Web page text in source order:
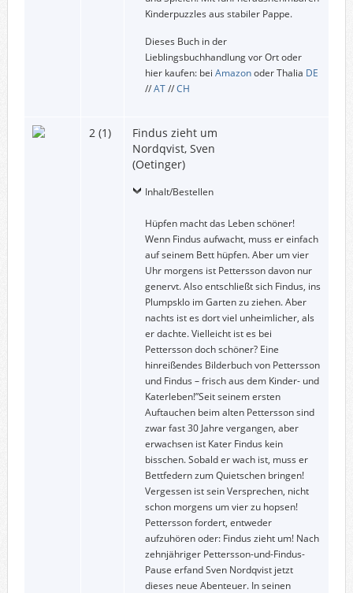
Kinderpuzzles aus stabiler Pappe.
Dieses Buch in der
Lieblingsbuchhandlung vor Ort oder
hier kaufen: bei Amazonoder Thalia DE
//AT//CH
2 (1)
Findus zieht um
Nordqvist, Sven
(Oetinger)
Inhalt/Bestellen
Hüpfen macht das Leben schöner!
Wenn Findus aufwacht, muss er einfach
auf seinem Bett hüpfen. Aber um vier
Uhr morgens ist Pettersson davon nur
genervt. Also entschließt sich Findus, ins
Plumpsklo im Garten zu ziehen. Aber
nachts ist es dort viel unheimlicher, als
er dachte. Vielleicht ist es bei
Pettersson doch schöner? Eine
hinreißendes Bilderbuch von Pettersson
und Findus – frisch aus dem Kinder- und
Katerleben!”Seit seinem ersten
Auftauchen beim alten Pettersson sind
zwar fast 30 Jahre vergangen, aber
erwachsen ist Kater Findus kein
bisschen. Sobald er wach ist, muss er
Bettfedern zum Quietschen bringen!
Vergessen ist sein Versprechen, nicht
schon morgens um vier zu hopsen!
Pettersson fordert, entweder
aufzuhören oder: Findus zieht um! Nach
zehnjähriger Pettersson-und-Findus-
Pause erfand Sven Nordqvist jetzt
dieses neue Abenteuer. In seinen